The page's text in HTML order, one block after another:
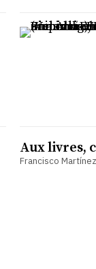
Aux livres,
Francisco